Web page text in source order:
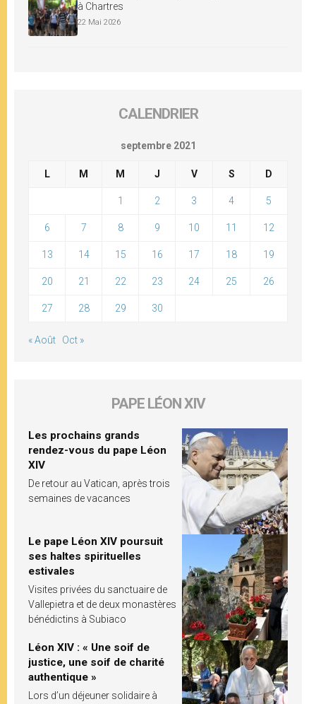
à Chartres
22 Mai 2026
CALENDRIER
septembre 2021
L M M J V S D
1 2 3 4 5
6 7 8 9 10 11 12
13 14 15 16 17 18 19
20 21 22 23 24 25 26
27 28 29 30
« Août Oct »
PAPE LÉON XIV
Les prochains grands
rendez-vous du pape Léon
XIV
De retour au Vatican, après trois
semaines de vacances
Le pape Léon XIV poursuit
ses haltes spirituelles
estivales
Visites privées du sanctuaire de
Vallepietra et de deux monastères
bénédictins à Subiaco
Léon XIV : « Une soif de
justice, une soif de charité
authentique »
Lors d’un déjeuner solidaire à